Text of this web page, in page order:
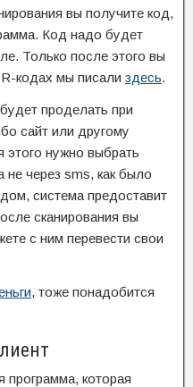
вы получите код,
Код надо будет
Только после этого вы
кодах мы писали здесь.
проделать при
сайт или другому
нужно выбрать
не через sms, как было
система предоставит
сканирования вы
с ним перевести свои
, тоже понадобится
программа, которая